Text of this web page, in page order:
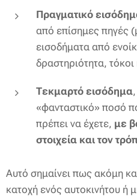
Πραγματικό
από επίσημες πηγές
εισοδήματα από
δραστηριότητα,
Τεκμαρτό εισόδημα
«φανταστικό» ποσό
πρέπει να έχετε, με
στοιχεία και τον
Αυτό σημαίνει πως ακόμη
κατοχή ενός αυτοκινήτου ή